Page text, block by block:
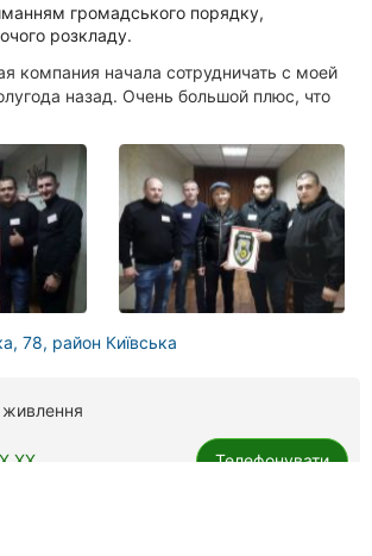
громадського порядку,
розкладу.
компания начала сотрудничать с моей
назад. Очень большой плюс, что
78, район Київська
XX Телефонувати